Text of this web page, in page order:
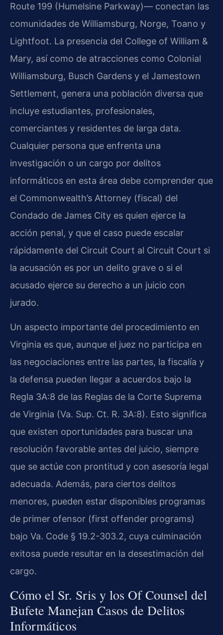
Route 199 (Humelsine Parkway)— conectan las
comunidades de Williamsburg, Norge, Toano y
Lightfoot. La presencia del College of William &
Mary, así como de atracciones como Colonial
Williamsburg, Busch Gardens y el Jamestown
Settlement, genera una población diversa que
incluye estudiantes, profesionales,
comerciantes y residentes de larga data.
Cualquier persona que enfrenta una
investigación o un cargo por delitos
informáticos en esta área debe comprender que
el Commonwealth’s Attorney (fiscal) del
Condado de James City es quien ejerce la
acción penal, y que el caso puede escalar
rápidamente del Circuit Court al Circuit Court si
la acusación es por un delito grave o si el
acusado ejerce su derecho a un juicio con
jurado.
Un aspecto importante del procedimiento en
Virginia es que, aunque el juez no participa en
las negociaciones entre las partes, la fiscalía y
la defensa pueden llegar a acuerdos bajo la
Regla 3A:8 de las Reglas de la Corte Suprema
de Virginia (Va. Sup. Ct. R. 3A:8). Esto significa
que existen oportunidades para buscar una
resolución favorable antes del juicio, siempre
que se actúe con prontitud y con asesoría legal
adecuada. Además, para ciertos delitos
menores, pueden estar disponibles programas
de primer ofensor (first offender programs)
bajo Va. Code § 19.2-303.2, cuya culminación
exitosa puede resultar en la desestimación del
cargo.
Cómo el Sr. Sris y los Of Counsel del
Bufete Manejan Casos de Delitos
Informáticos